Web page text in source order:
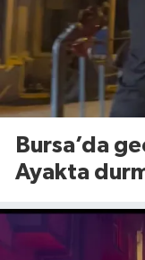
Bursa’da
Ayakta